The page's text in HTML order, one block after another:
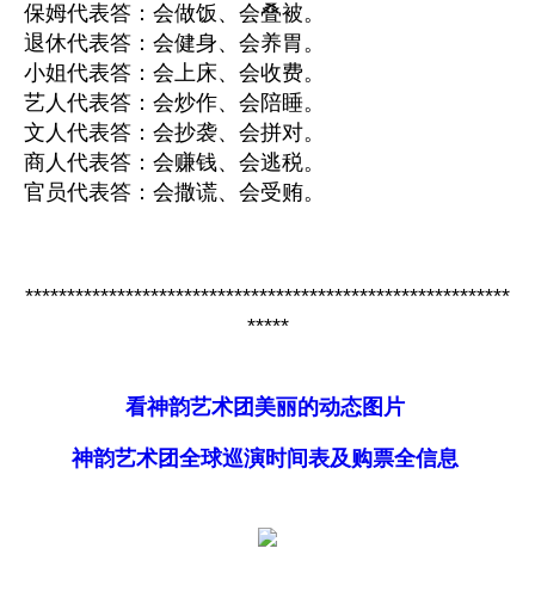
保姆代表答：会做饭、会叠被。
退休代表答：会健身、会养胃。
小姐代表答：会上床、会收费。
艺人代表答：会炒作、会陪睡。
文人代表答：会抄袭、会拼对。
商人代表答：会赚钱、会逃税。
官员代表答：会撒谎、会受贿。
**********************************************************
*****
看神韵艺术团美丽的动态图片
神韵艺术团全球巡演时间表及购票全信息